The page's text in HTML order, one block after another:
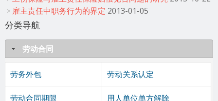
雇主责任中职务行为的界定 2013-01-05
分类导航
劳动合同
劳务外包 劳动关系认定
劳动合同期限 用人单位单方解除